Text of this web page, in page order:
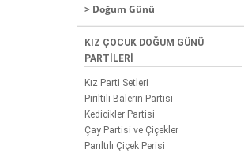
> Doğum Günü
KIZ ÇOCUK DOĞUM GÜNÜ
PARTİLERİ
Kız Parti Setleri
Pırıltılı Balerin Partisi
Kedicikler Partisi
Çay Partisi ve Çiçekler
Parıltılı Çiçek Perisi